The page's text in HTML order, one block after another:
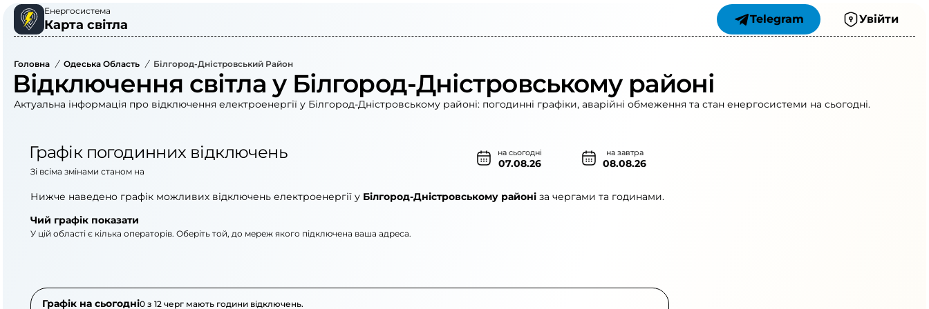
Енергосистема
Карта світла Telegram Увійти
Головна / Одеська Область / Білгород-Дністровський Район
Відключення світла у Білгород-Дністровському районі
Актуальна інформація про відключення електроенергії у Білгород-Дністровському районі: погодинні графіки, аварійні обмеження та стан енергосистеми на сьогодні.
Графік погодинних відключень на сьогодні
07.08.26
на завтра
08.08.26
Зі всіма змінами станом на
Нижче наведено графік можливих відключень електроенергії у Білгород-Дністровському районі за чергами та годинами.
Чий графік показати
У цій області є кілька операторів. Оберіть той, до мереж якого підключена ваша адреса.
Графік на сьогодні0 з 12 черг мають години відключень.